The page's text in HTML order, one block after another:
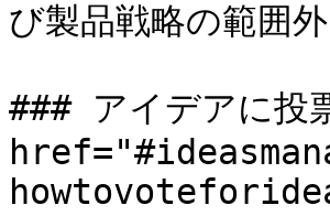
び製品戦略の範囲
### アイデアに投